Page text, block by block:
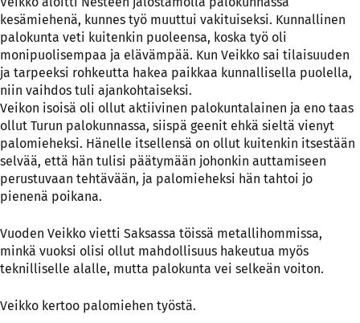
kesämiehenä, kunnes työ muuttui vakituiseksi. Kunnallinen
palokunta veti kuitenkin puoleensa, koska työ oli
monipuolisempaa ja elävämpää. Kun Veikko sai tilaisuuden
ja tarpeeksi rohkeutta hakea paikkaa kunnallisella puolella,
niin vaihdos tuli ajankohtaiseksi.
Veikon isoisä oli ollut aktiivinen palokuntalainen ja eno taas
ollut Turun palokunnassa, siispä geenit ehkä sieltä vienyt
palomieheksi. Hänelle itsellensä on ollut kuitenkin itsestään
selvää, että hän tulisi päätymään johonkin auttamiseen
perustuvaan tehtävään, ja palomieheksi hän tahtoi jo
pienenä poikana.
Vuoden Veikko vietti Saksassa töissä metallihommissa,
minkä vuoksi olisi ollut mahdollisuus hakeutua myös
teknilliselle alalle, mutta palokunta vei selkeän voiton.
Veikko kertoo palomiehen työstä.